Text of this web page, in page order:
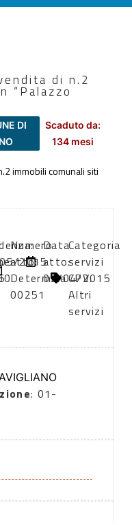
di n.2
“Palazzo
DI
Scaduto da:
134 mesi
immobili comunali siti
2015
Numero
atto:
Determina
00251
Data
atto:
09/04/2015
Categoria
servizi
CPV:
Altri
servizi
: 01-